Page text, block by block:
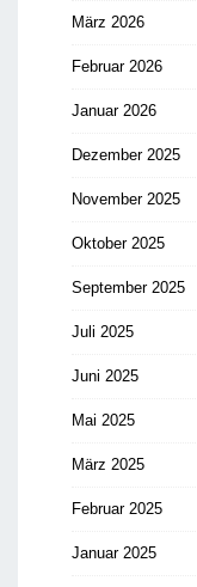
März 2026
Februar 2026
Januar 2026
Dezember 2025
November 2025
Oktober 2025
September 2025
Juli 2025
Juni 2025
Mai 2025
März 2025
Februar 2025
Januar 2025